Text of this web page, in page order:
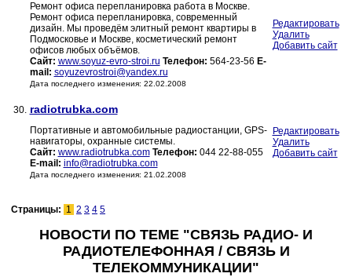
Ремонт офиса перепланировка работа в Москве.
Ремонт офиса перепланировка, современный
дизайн. Мы проведём элитный ремонт квартиры в
Подмосковье и Москве, косметический ремонт
офисов любых объёмов.
Сайт: www.soyuz-evro-stroi.ru Телефон: 564-23-56 E-
mail: soyuzevrostroi@yandex.ru
Дата последнего изменения: 22.02.2008
Редактировать
Удалить
Добавить сайт
30. radiotrubka.com
Портативные и автомобильные радиостанции, GPS-
навигаторы, охранные системы.
Сайт: www.radiotrubka.com Телефон: 044 22-88-055
E-mail: info@radiotrubka.com
Дата последнего изменения: 21.02.2008
Редактировать
Удалить
Добавить сайт
Страницы: 1 2 3 4 5
НОВОСТИ ПО ТЕМЕ "СВЯЗЬ РАДИО- И
РАДИОТЕЛЕФОННАЯ / СВЯЗЬ И
ТЕЛЕКОММУНИКАЦИИ"